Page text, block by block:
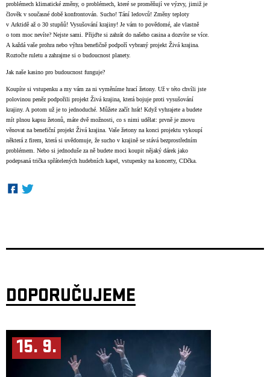
problémech klimatické změny, o problémech, které se proměňují ve výzvy, jimiž je
člověk v současné době konfrontován. Sucho! Tání ledovců! Změny teploty
v Arktidě až o 30 stupňů! Vysušování krajiny! Je vám to povědomé, ale vlastně
o tom moc nevíte? Nejste sami. Přijďte si zahrát do našeho casina a dozvíte se více.
A každá vaše prohra nebo výhra benefičně podpoří vybraný projekt Živá krajina.
Roztočte ruletu a zahrajme si o budoucnost planety.
Jak naše kasino pro budoucnost funguje?
Koupíte si vstupenku a my vám za ni vyměníme hrací žetony. Už v této chvíli jste
polovinou peněz podpořili projekt Živá krajina, která bojuje proti vysušování
krajiny. A potom už je to jednoduché. Můžete začít hrát! Když vyhrajete a budete
mít plnou kapsu žetonů, máte dvě možnosti, co s nimi udělat: prvně je znovu
věnovat na benefiční projekt Živá krajina. Vaše žetony na konci projektu vykoupí
některá z firem, která si uvědomuje, že sucho v krajině se stává bezprostředním
problémem. Nebo si jednoduše za ně budete moci koupit nějaký dárek jako
podepsaná trička spřátelených hudebních kapel, vstupenky na koncerty, CDčka.
DOPORUČUJEME
15. 9.